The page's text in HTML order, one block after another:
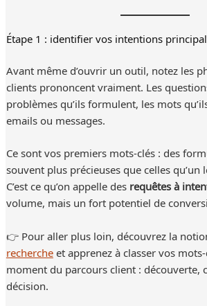
Étape 1 : identifier vos intentions
Avant même d’ouvrir un outil, notez les
clients prononcent vraiment. Les
problèmes qu’ils formulent, les mots
emails ou messages.
Ce sont vos premiers mots-clés : des
souvent plus précieuses que celles
C’est ce qu’on appelle desrequêtes à
volume, mais un fort potentiel de
👉 Pour aller plus loin, découvrez la
rechercheet apprenez à classer vos
moment du parcours client : découverte,
décision.